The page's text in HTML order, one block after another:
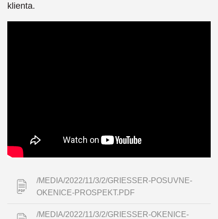
klienta.
/MEDIA/2022/11/3/2/GRIESSER-POSUVNE-
OKENICE-PROSPEKT.PDF
/MEDIA/2022/11/3/2/GRIESSER-OKENICE-